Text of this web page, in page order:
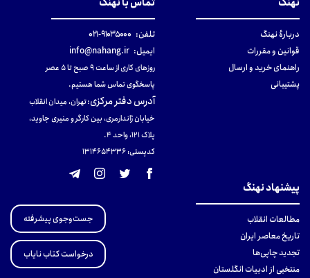
دربارهٔ نهنگ
قوانین و مقررات
راهنمای خرید و ارسال
پشتیبانی
تلفن: ۹۱۰۳۵۰۰۰-۰۲۱
ایمیل: info@nahang.ir
روزهای کاری از ساعت ۹ صبح تا ۵ عصر
پاسخگوی تماس شما هستیم.
آدرس دفتر مرکزی:تهران، میدان انقلاب
خیابان ژاندارمری، بین کارگر و منیری جاوید،
پلاک 121، واحد ۴.
کدپستی: 131465433۶
پیشنهاد نهنگ
مطالعات انقلاب
تاریخ معاصر ایران
تجدید چاپی‌ها
منتخبی از ادبیات انگلستان
جست‌وجوی پیشرفته
درخواست کتاب نایاب